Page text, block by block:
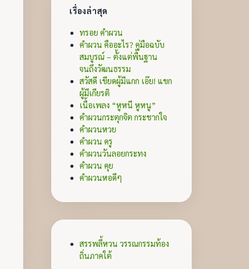
เรื่องล่าสุด
ทรอย คำผวน
คำผวน คืออะไร? คู่มือฉบับ
สมบูรณ์ – ตั้งแต่พื้นฐาน
จนถึงวัฒนธรรม
สวัสดี เขียดผู้มีแกก เอ๊ย! แขก
ผู้มีเกียรติ
เนื้อเพลง “หูหนี หูหนู”
คำผวนกระตุกจิต กระชากใจ
คำผวนหวย
คำผวน ครู
คำผวนวันลอยกระทง
คำผวน คุย
คำผวนหอดีๆ
สรรพลี้หวน วรรณกรรมท้อง
ถิ่นภาคใต้